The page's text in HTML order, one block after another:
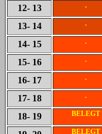
12- 13 .
13- 14 .
14- 15 .
15- 16 .
16- 17 .
17- 18 .
18- 19 BELEGT
BELEGT